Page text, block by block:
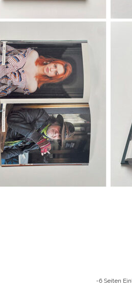
-6 Seiten